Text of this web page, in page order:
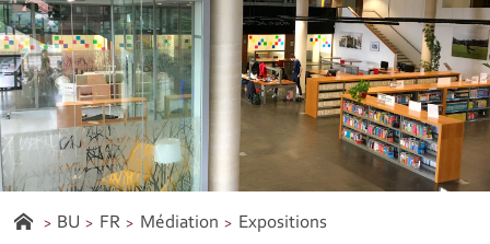
BU FR Médiation Expositions